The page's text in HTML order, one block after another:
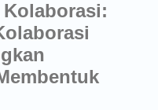
Kolaborasi: